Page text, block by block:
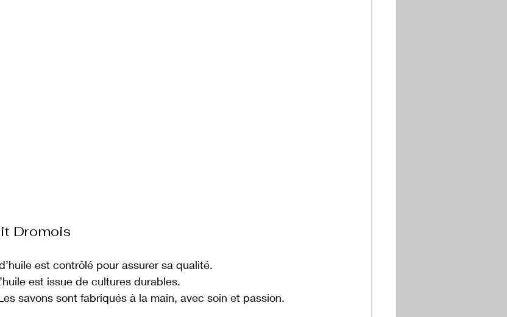
Dromois
est contrôlé pour assurer sa qualité.
est issue de cultures durables.
savons sont fabriqués à la main, avec soin et passion.